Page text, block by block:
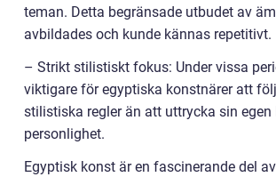
teman. Detta begränsade utbudet av
avbildades och kunde kännas repetitivt.
– Strikt stilistiskt fokus: Under vissa
viktigare för egyptiska konstnärer att
stilistiska regler än att uttrycka sin egen
personlighet.
Egyptisk konst är en fascinerande del